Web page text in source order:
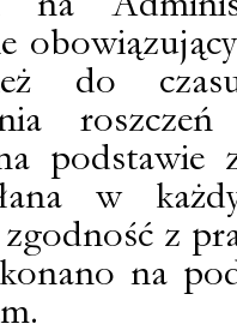
do
podstawie
w
z
na